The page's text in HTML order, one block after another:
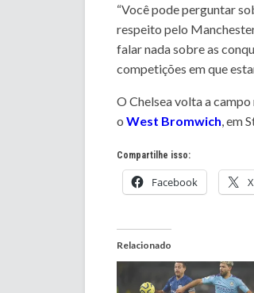
“Você pode perguntar
respeito pelo
falar nada sobre as
competições em que
O Chelsea volta a
o West Bromwich, em
Compartilhe isso:
Facebook X
Relacionado